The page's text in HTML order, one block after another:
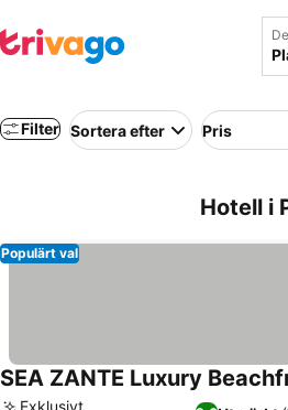
Filter Sortera efter Pris
Hotell i
Populärt val
SEA ZANTE Luxury
Exklusivt